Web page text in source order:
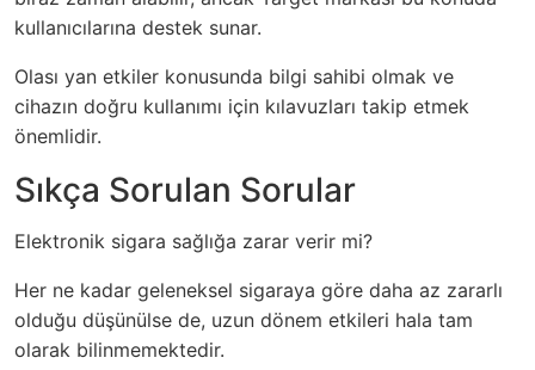
kullanıcılarına destek sunar.
Olası yan etkiler konusunda bilgi sahibi olmak ve
cihazın doğru kullanımı için kılavuzları takip etmek
önemlidir.
Sıkça Sorulan Sorular
Elektronik sigara sağlığa zarar verir mi?
Her ne kadar geleneksel sigaraya göre daha az zararlı
olduğu düşünülse de, uzun dönem etkileri hala tam
olarak bilinmemektedir.